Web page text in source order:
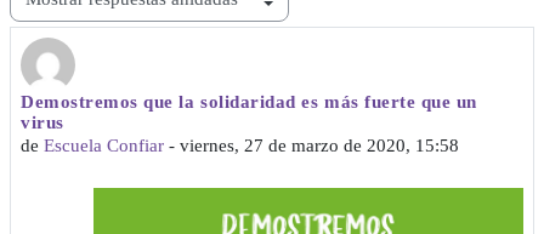
Demostremos que la solidaridad es más fuerte que un
virus
de Escuela Confiar - viernes, 27 de marzo de 2020, 15:58
Número de respuestas: 0